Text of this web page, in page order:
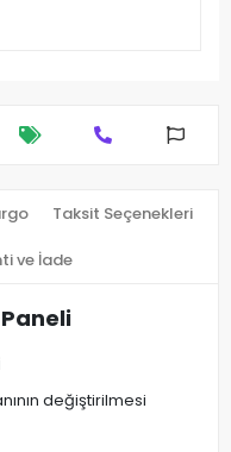
Taksit Seçenekleri
ve İade
değiştirilmesi